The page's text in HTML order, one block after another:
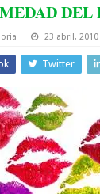
DEL
23 abril, 2010
Twitter